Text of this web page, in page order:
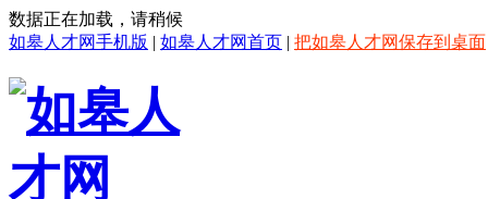
数据正在加载，请稍候
如皋人才网手机版 | 如皋人才网首页 | 把如皋人才网保存到桌面